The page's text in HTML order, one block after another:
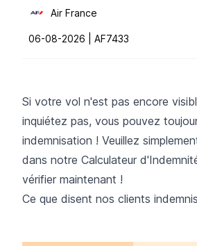
Air France
06-08-2026 | AF7433
Si votre vol n'est pas encore
inquiétez pas, vous pouvez
indemnisation ! Veuillez
dans notre Calculateur
vérifier maintenant !
Ce que disent nos clients